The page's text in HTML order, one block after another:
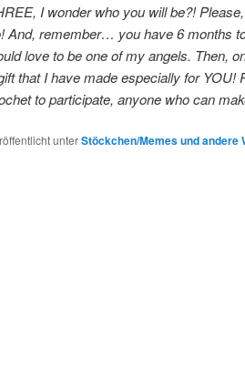
I wonder who you will be?!
And, remember… you have 6 months
love to be one of my angels. Then,
that I have made especially for YOU!
to participate, anyone who can
unterStöckchen/Memes und andere